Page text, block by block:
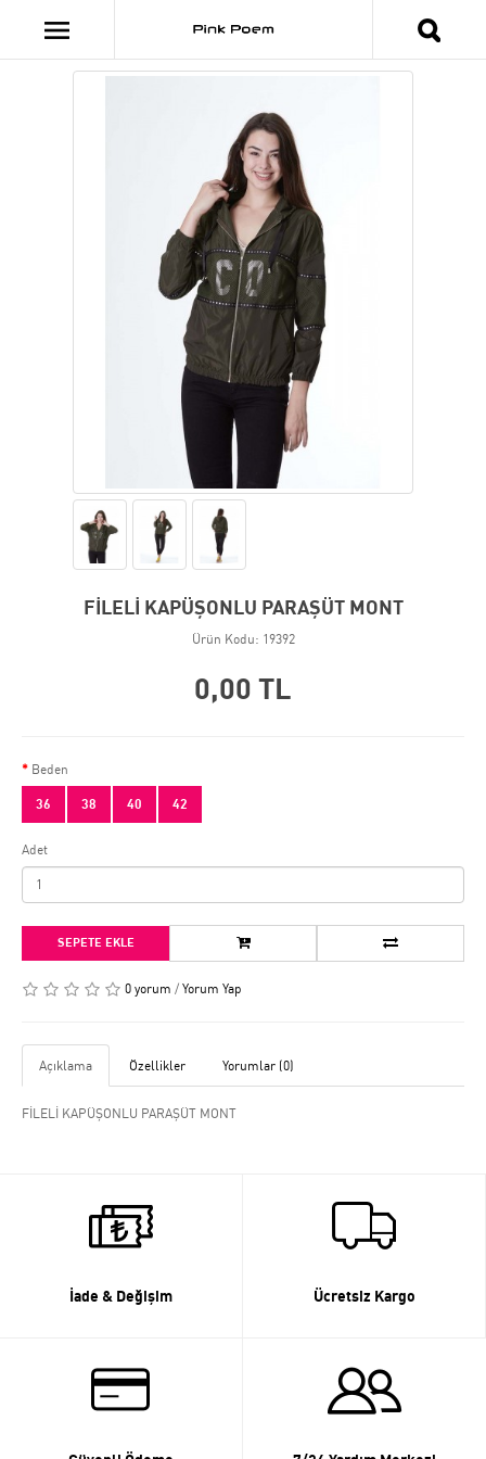
FİLELİ KAPÜŞONLU PARAŞÜT MONT
Ürün Kodu: 19392
0,00 TL
Beden
36 38 40 42
Adet
SEPETE EKLE
0 yorum / Yorum Yap
Açıklama Özellikler Yorumlar (0)
FİLELİ KAPÜŞONLU PARAŞÜT MONT
İade & Değişim Ücretsiz Kargo